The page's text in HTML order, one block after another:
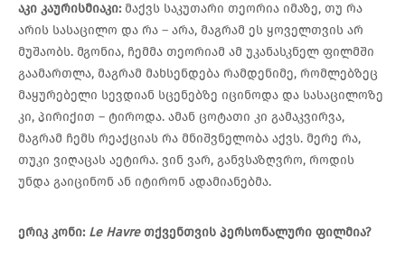
აკი კაურისმიაკი: მაქვს საკუთარი თეორია იმაზე, თუ რა
არის სასაცილო და რა – არა, მაგრამ ეს ყოველთვის არ
მუშაობს. მგონია, ჩემმა თეორიამ ამ უკანასკნელ ფილმში
გაამართლა, მაგრამ მახსენდება რამდენიმე, რომლებზეც
მაყურებელი სევდიან სცენებზე იცინოდა და სასაცილოზე
კი, პირიქით – ტიროდა. ამან ცოტათი კი გამაკვირვა,
მაგრამ ჩემს რეაქციას რა მნიშვნელობა აქვს. მერე რა,
თუკი ვიღაცას აეტირა. ვინ ვარ, განვსაზღვრო, როდის
უნდა გაიცინონ ან იტირონ ადამიანებმა.
ერიკ კონი: Le Havre თქვენთვის პერსონალური ფილმია?